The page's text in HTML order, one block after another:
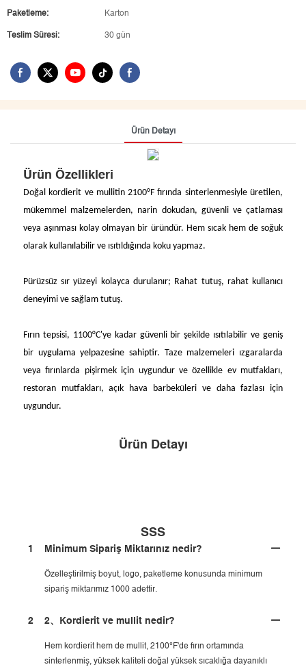
Paketleme: Karton
Teslim Süresi: 30 gün
Ürün Detayı
Ürün Özellikleri
Doğal kordierit ve mullitin 2100°F fırında sinterlenmesiyle üretilen,
mükemmel malzemelerden, narin dokudan, güvenli ve çatlaması
veya aşınması kolay olmayan bir üründür. Hem sıcak hem de soğuk
olarak kullanılabilir ve ısıtıldığında koku yapmaz.
Pürüzsüz sır yüzeyi kolayca durulanır; Rahat tutuş, rahat kullanıcı
deneyimi ve sağlam tutuş.
Fırın tepsisi, 1100°C'ye kadar güvenli bir şekilde ısıtılabilir ve geniş
bir uygulama yelpazesine sahiptir. Taze malzemeleri ızgaralarda
veya fırınlarda pişirmek için uygundur ve özellikle ev mutfakları,
restoran mutfakları, açık hava barbeküleri ve daha fazlası için
uygundur.
Ürün Detayı
SSS
1 Minimum Sipariş Miktarınız nedir?
Özelleştirilmiş boyut, logo, paketleme konusunda minimum
sipariş miktarımız 1000 adettir.
2 2、Kordierit ve mullit nedir?
Hem kordierit hem de mullit, 2100°F'de fırın ortamında
sinterlenmiş, yüksek kaliteli doğal yüksek sıcaklığa dayanıklı